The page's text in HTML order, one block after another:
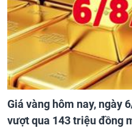
Giá vàng hôm nay, ngày
vượt qua 143 triệu đồng